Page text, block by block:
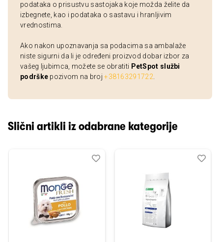
podataka o prisustvu sastojaka koje možda želite da
izbegnete, kao i podataka o sastavu i hranljivim
vrednostima.
Ako nakon upoznavanja sa podacima sa ambalaže
niste sigurni da li je određeni proizvod dobar izbor za
vašeg ljubimca, možete se obratiti PetSpot službi
podrške pozivom na broj+38163291722
Slični artikli iz odabrane kategorije
Dodaj
Uporedi